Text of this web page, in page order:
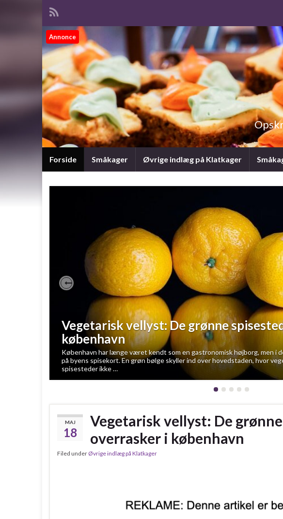
Annonce
Forside Småkager Øvrige indlæg på Klatkager
Vegetarisk vellyst: De grønne
københavn
København har længe været kendt som en gastronomisk højborg, men i
på byens spisekort. En grøn bølge skyller ind over hovedstaden, hvor
spisesteder ikke …
Previous
MAJ
18
Vegetarisk vellyst: De
overrasker i københavn
Filed under Øvrige indlæg på Klatkager